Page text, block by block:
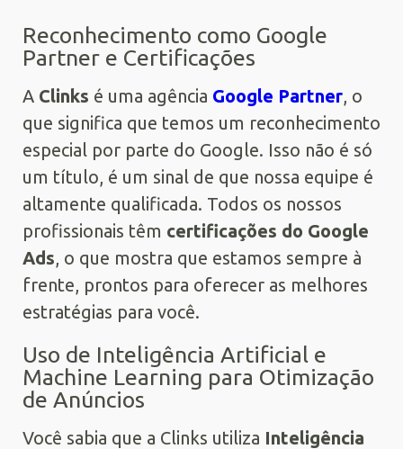
Reconhecimento como Google
Partner e Certificações
A Clinks é uma agência Google Partner, o
que significa que temos um reconhecimento
especial por parte do Google. Isso não é só
um título, é um sinal de que nossa equipe é
altamente qualificada. Todos os nossos
profissionais têm certificações do Google
Ads, o que mostra que estamos sempre à
frente, prontos para oferecer as melhores
estratégias para você.
Uso de Inteligência Artificial e
Machine Learning para Otimização
de Anúncios
Você sabia que a Clinks utiliza Inteligência